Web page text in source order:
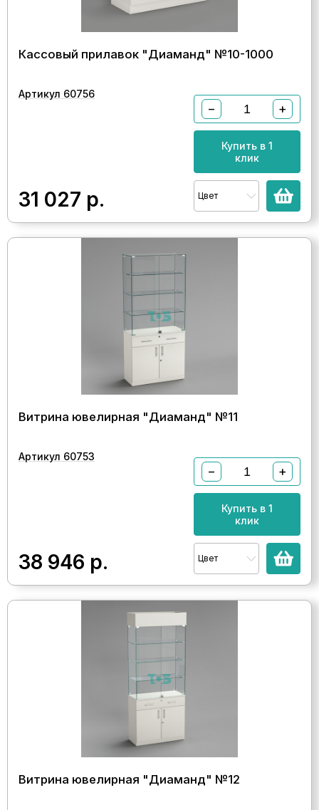
Кассовый прилавок "Диаманд" №10-1000
Артикул 60756
31 027 р.
− +
Купить в 1
клик
Цвет
Витрина ювелирная "Диаманд" №11
Артикул 60753
38 946 р.
− +
Купить в 1
клик
Цвет
Витрина ювелирная "Диаманд" №12